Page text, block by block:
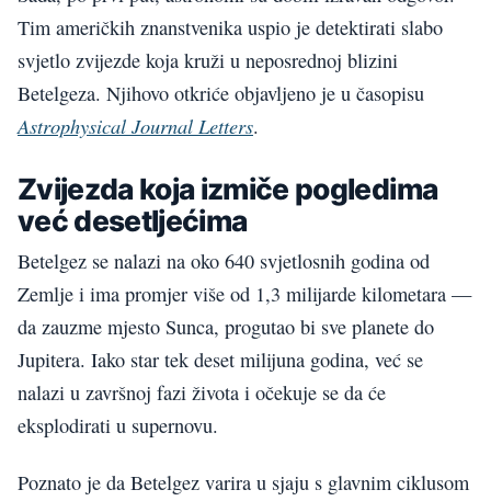
Tim američkih znanstvenika uspio je detektirati slabo
svjetlo zvijezde koja kruži u neposrednoj blizini
Betelgeza. Njihovo otkriće objavljeno je u časopisu
Astrophysical Journal Letters.
Zvijezda koja izmiče pogledima
već desetljećima
Betelgez se nalazi na oko 640 svjetlosnih godina od
Zemlje i ima promjer više od 1,3 milijarde kilometara —
da zauzme mjesto Sunca, progutao bi sve planete do
Jupitera. Iako star tek deset milijuna godina, već se
nalazi u završnoj fazi života i očekuje se da će
eksplodirati u supernovu.
Poznato je da Betelgez varira u sjaju s glavnim ciklusom